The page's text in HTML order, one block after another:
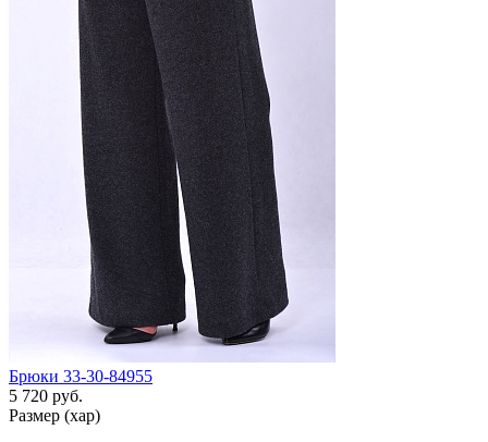
Брюки 33-30-84955
5 720 руб.
Размер (хар)